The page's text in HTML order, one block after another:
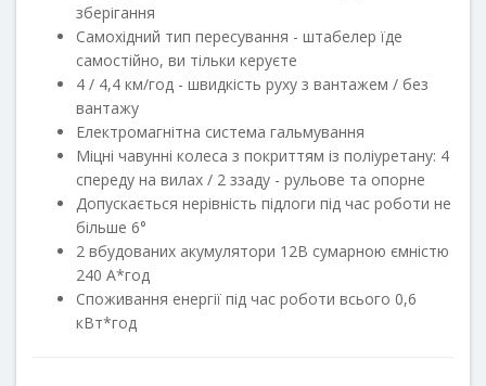
зберігання
Самохідний тип пересування - штабелер їде
самостійно, ви тільки керуєте
4 / 4,4 км/год - швидкість руху з вантажем / без
вантажу
Електромагнітна система гальмування
Міцні чавунні колеса з покриттям із поліуретану: 4
спереду на вилах / 2 ззаду - рульове та опорне
Допускається нерівність підлоги під час роботи не
більше 6°
2 вбудованих акумулятори 12В сумарною ємністю
240 А*год
Споживання енергії під час роботи всього 0,6
кВт*год